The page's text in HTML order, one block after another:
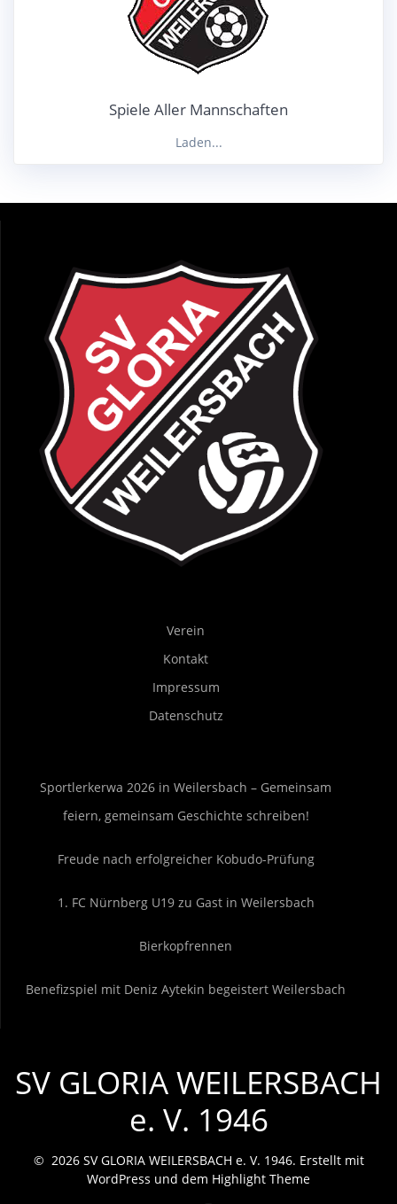
Spiele Aller Mannschaften
Laden...
Verein
Kontakt
Impressum
Datenschutz
Sportlerkerwa 2026 in Weilersbach – Gemeinsam
feiern, gemeinsam Geschichte schreiben!
Freude nach erfolgreicher Kobudo-Prüfung
1. FC Nürnberg U19 zu Gast in Weilersbach
Bierkopfrennen
Benefizspiel mit Deniz Aytekin begeistert Weilersbach
SV GLORIA WEILERSBACH
e. V. 1946
© 2026 SV GLORIA WEILERSBACH e. V. 1946. Erstellt mit
WordPress und dem Highlight Theme